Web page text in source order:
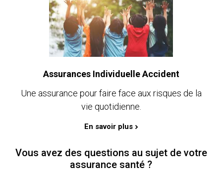
Assurances Individuelle Accident
Une assurance pour faire face aux risques de la
vie quotidienne.
En savoir plus
Vous avez des questions au sujet de votre
assurance santé ?